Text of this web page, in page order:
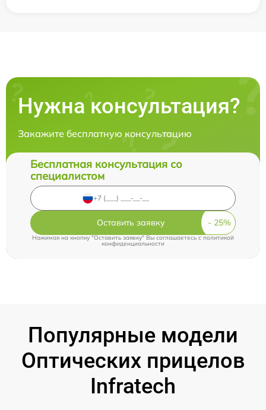
Нужна консультация?
Закажите бесплатную консультацию
Бесплатная консультация со
специалистом
Оставить заявку
Нажимая на кнопку "Оставить заявку" Вы соглашаетесь cполитикой
конфиденциальности
Популярные модели
Оптических прицелов
Infratech